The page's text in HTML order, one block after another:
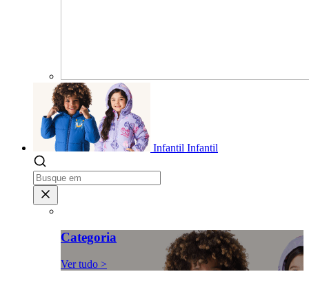
Infantil Infantil
Categoria
Ver tudo >